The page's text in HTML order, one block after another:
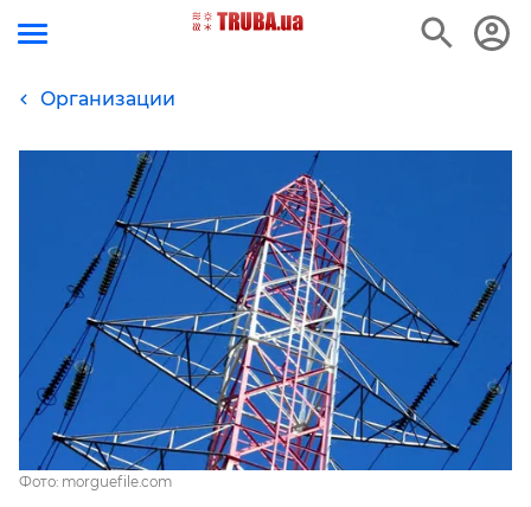
Организации
Фото: morguefile.com